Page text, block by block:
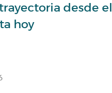
desde el
hoy